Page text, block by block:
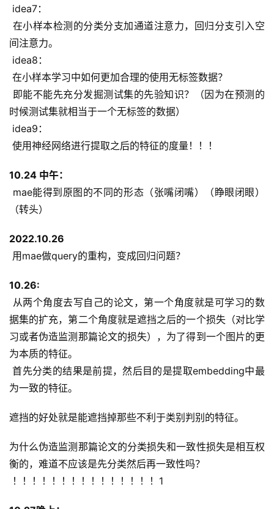
idea7：
间注意力。
idea8：
在小样本学习中如何更加合理的使用无标签数据？
时候测试集就相当于一个无标签的数据）
idea9：
使用神经网络进行提取之后的特征的度量！！！
10.24 中午：
（转头）
2022.10.26
用mae做query的重构，变成回归问题？
10.26:
据集的扩充，第二个角度就是遮挡之后的一个损失（对比学
习或者伪造监测那篇论文的损失），为了得到一个图片的更
为本质的特征。
首先分类的结果是前提，然后目的是提取embedding中最
为一致的特征。
遮挡的好处就是能遮挡掉那些不利于类别判别的特征。
为什么伪造监测那篇论文的分类损失和一致性损失是相互权
衡的，难道不应该是先分类然后再一致性吗？
！！！！！！！！！！！！！！！1